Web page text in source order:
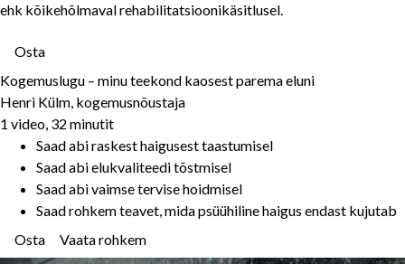
ehk kõikehõlmaval rehabilitatsioonikäsitlusel.
Osta
Kogemuslugu – minu teekond kaosest parema eluni
Henri Külm, kogemusnõustaja
1 video, 32 minutit
Saad abi raskest haigusest taastumisel
Saad abi elukvaliteedi tõstmisel
Saad abi vaimse tervise hoidmisel
Saad rohkem teavet, mida psüühiline haigus endast kujutab
Osta
Vaata rohkem